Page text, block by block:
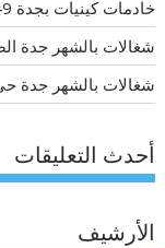
خادمات كينيات بجدة 0577265649
شغالات بالشهر جدة الصفا
شغالات بالشهر جدة حى
أحدث التعليقات
الأرشيف